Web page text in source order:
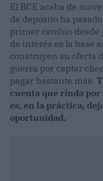
El BCE acaba de
de depósito ha
primer cambio desde
de interés es la base
construyen su oferta
guerra por captar
pagar bastante más.
cuenta que rinda por
es, en la práctica,
oportunidad.